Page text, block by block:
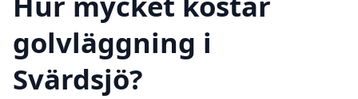
golvläggning i
Svärdsjö?